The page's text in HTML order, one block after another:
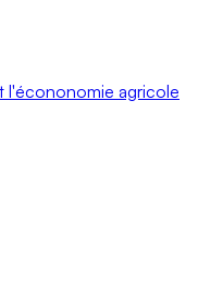
l'écononomie agricole